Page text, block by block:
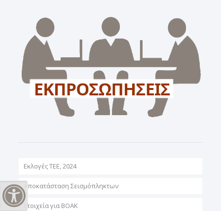
Εναλλαγή Υψηλής Αντίθεσης
Εκλογές ΤΕΕ, 2024
Αποκατάσταση Σεισμόπληκτων
Στοιχεία για ΒΟΑΚ